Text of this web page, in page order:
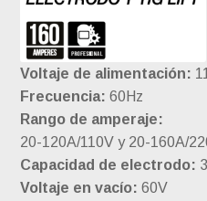
Voltaje de alimentación:
Frecuencia:60Hz
Rango de amperaje:
20-120A/110V y 20-160A/
Capacidad de electrodo:
Voltaje en vacío:60V